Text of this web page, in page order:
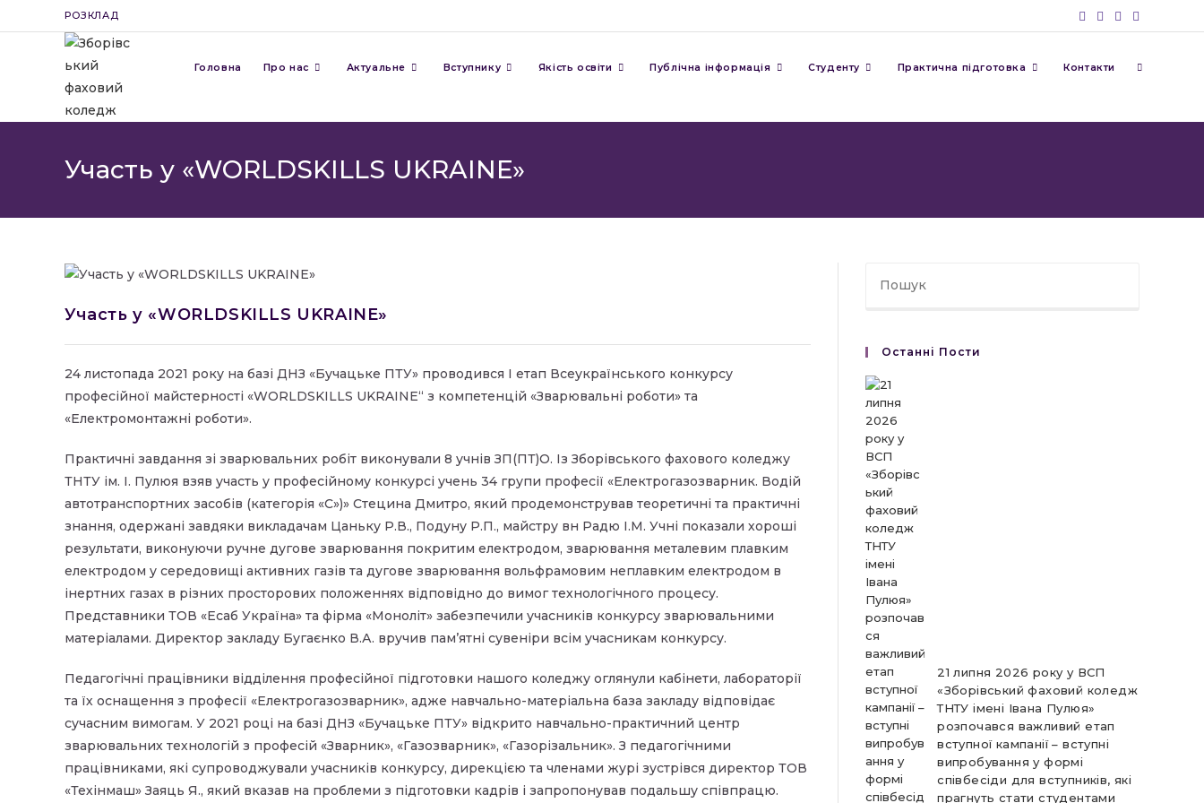
до
РОЗКЛАД
Головна Про нас Актуальне Вступнику Якість освіти Публічна інформація Студенту Практична підготовка Контакти
Участь у «WORLDSKILLS UKRAINЕ»
Участь у «WORLDSKILLS UKRAINЕ»
24 листопада 2021 року на базі ДНЗ «Бучацьке ПТУ» проводився І етап Всеукраїнського конкурсу
професійної майстерності «WORLDSKILLS UKRAINЕ“ з компетенцій «Зварювальні роботи» та
«Електромонтажні роботи».
Практичні завдання зі зварювальних робіт виконували 8 учнів ЗП(ПТ)О. Із Зборівського фахового коледжу
ТНТУ ім. І. Пулюя взяв участь у професійному конкурсі учень 34 групи професії «Електрогазозварник. Водій
автотранспортних засобів (категорія «С»)» Стецина Дмитро, який продемонстрував теоретичні та практичні
знання, одержані завдяки викладачам Цаньку Р.В., Подуну Р.П., майстру вн Радю І.М. Учні показали хороші
результати, виконуючи ручне дугове зварювання покритим електродом, зварювання металевим плавким
електродом у середовищі активних газів та дугове зварювання вольфрамовим неплавким електродом в
інертних газах в різних просторових положеннях відповідно до вимог технологічного процесу.
Представники ТОВ «Есаб Україна» та фірма «Моноліт» забезпечили учасників конкурсу зварювальними
матеріалами. Директор закладу Бугаєнко В.А. вручив пам’ятні сувеніри всім учасникам конкурсу.
Педагогічні працівники відділення професійної підготовки нашого коледжу оглянули кабінети, лабораторії
та їх оснащення з професії «Електрогазозварник», адже навчально-матеріальна база закладу відповідає
сучасним вимогам. У 2021 році на базі ДНЗ «Бучацьке ПТУ» відкрито навчально-практичний центр
зварювальних технологій з професій «Зварник», «Газозварник», «Газорізальник». З педагогічними
працівниками, які супроводжували учасників конкурсу, дирекцією та членами журі зустрівся директор ТОВ
«Техінмаш» Заяць Я., який вказав на проблеми з підготовки кадрів і запропонував подальшу співпрацю.
Останні Пости
21 липня 2026 року у ВСП
«Зборівський фаховий коледж
ТНТУ імені Івана Пулюя»
розпочався важливий етап
вступної кампанії – вступні
випробування у формі
співбесіди для вступників, які
прагнуть стати студентами